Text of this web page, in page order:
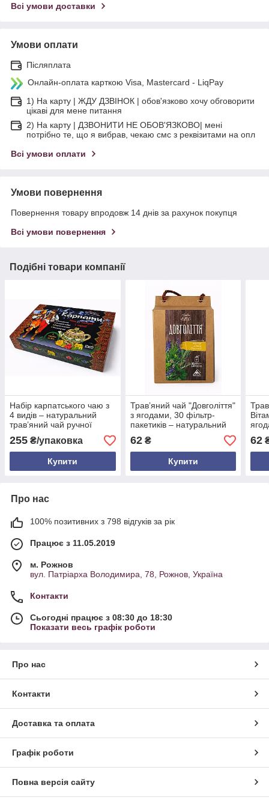
Всі умови доставки
Умови оплати
Післяплата
Онлайн-оплата карткою Visa, Mastercard - LiqPay
1) На карту | ЖДУ ДЗВІНОК | обов'язково хочу обговорити
цікаві для мене питання
2) На карту | ДЗВОНИТИ НЕ ОБОВ'ЯЗКОВО| мені
потрібно те, що я вибрав, чекаю смс з реквізитами на опл
Всі умови оплати
Умови повернення
Повернення товару впродовж 14 днів за рахунок покупця
Всі умови повернення
Подібні товари компанії
Набір карпатського чаю з
4 видів – натуральний
трав’яний чай ручної
зборки “Карпати”, 4×40 г у
подарунковій коробці
255 ₴/упаковка
Купити
Трав’яний чай "Довголіття"
з ягодами, 30 фільтр-
пакетиків – натуральний
карпатський чай для
зміцнення імунітету
62₴
Купити
62
Про нас
100% позитивних з 798 відгуків за рік
Працює з 11.05.2019
м. Рожнов
вул. Патріарха Володимира, 78, Рожнов, Україна
Контакти
Сьогодні працює з 08:30 до 18:30
Показати весь графік роботи
Про нас
Контакти
Доставка та оплата
Графік роботи
Повна версія сайту